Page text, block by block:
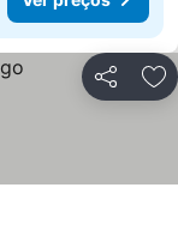
Partilhar